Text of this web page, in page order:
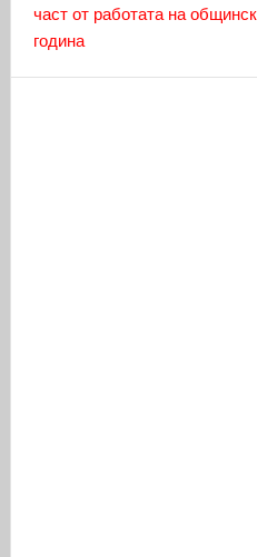
част от работата на
година